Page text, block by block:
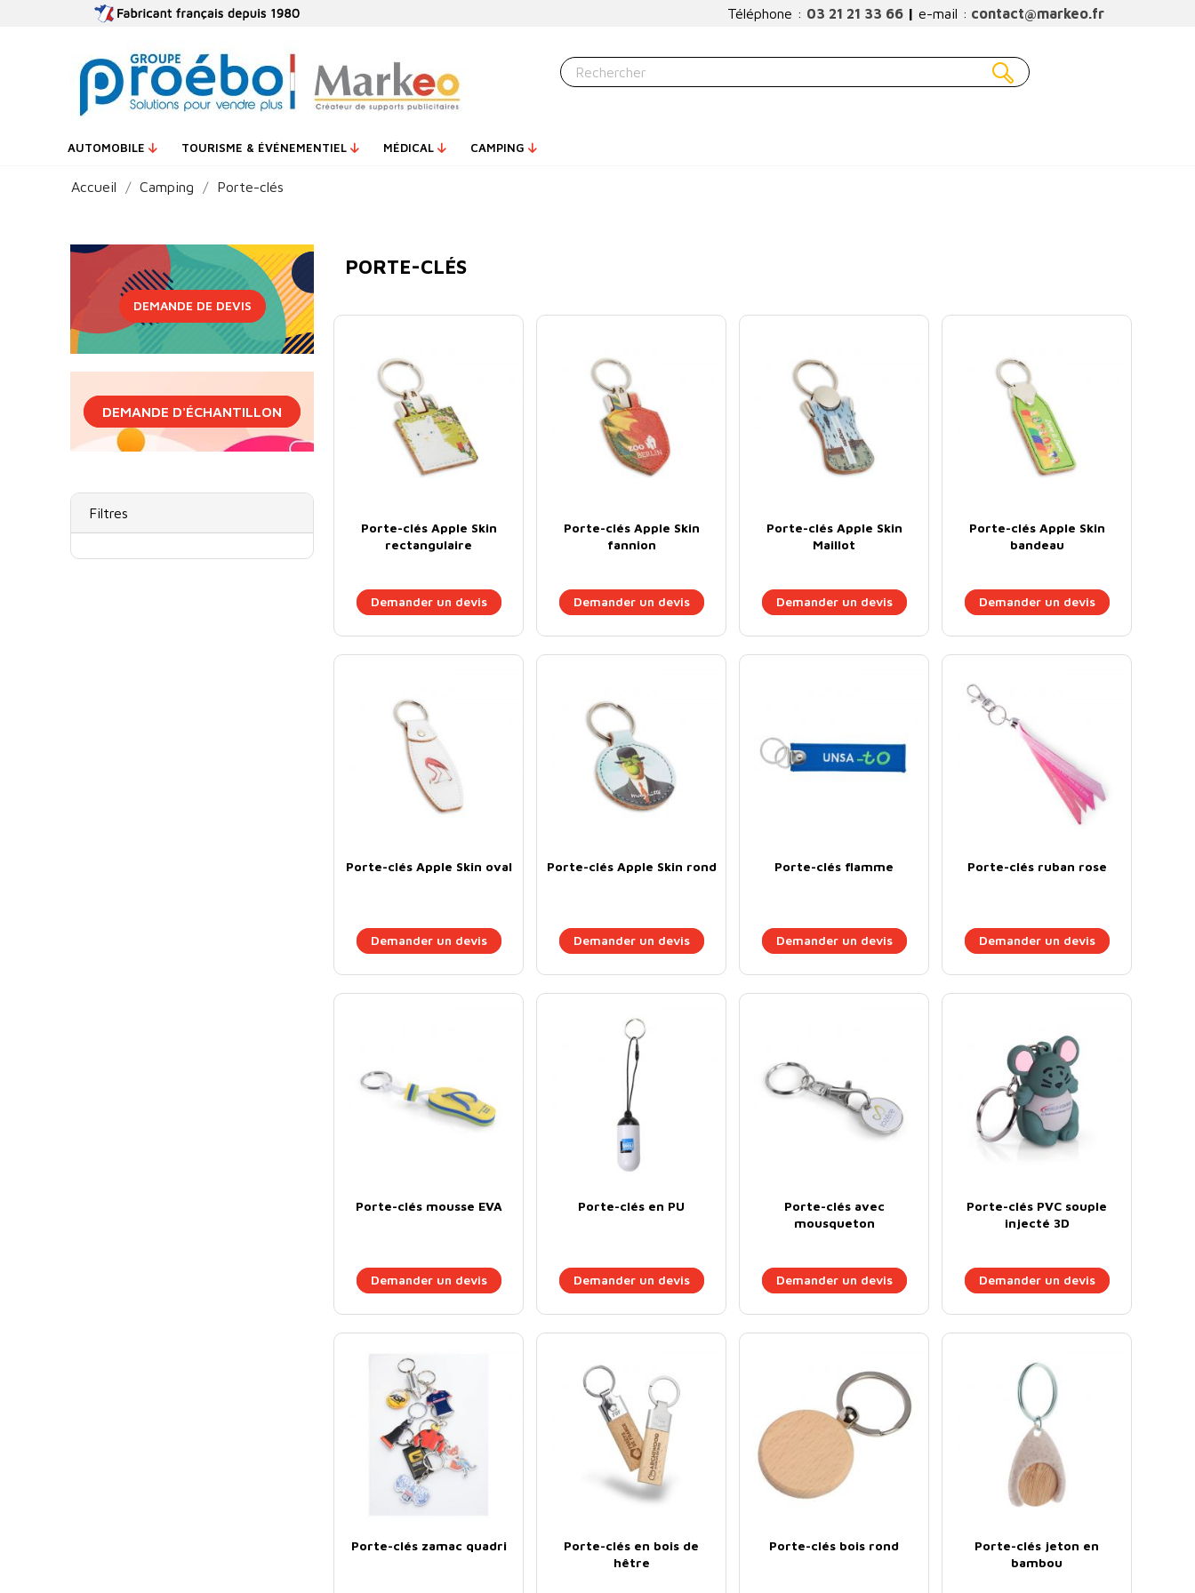
Téléphone : 03 21 21 33 66 | e-mail : contact@markeo.fr
AUTOMOBILE TOURISME & ÉVÉNEMENTIEL MÉDICAL CAMPING
Accueil Camping Porte-clés
DEMANDE DE DEVIS
DEMANDE D'ÉCHANTILLON
Filtres
PORTE-CLÉS
Porte-clés Apple Skin
rectangulaire
Demander un devis
Porte-clés Apple Skin
fannion
Demander un devis
Porte-clés Apple Skin
Maillot
Demander un devis
Porte-clés Apple Skin
bandeau
Demander un devis
Porte-clés Apple Skin oval
Demander un devis
Porte-clés Apple Skin rond
Demander un devis
Porte-clés flamme
Demander un devis
Porte-clés ruban rose
Demander un devis
Porte-clés mousse EVA
Demander un devis
Porte-clés en PU
Demander un devis
Porte-clés avec
mousqueton
Demander un devis
Porte-clés PVC souple
injecté 3D
Demander un devis
Porte-clés zamac quadri
Porte-clés en bois de
hêtre
Porte-clés bois rond
Porte-clés jeton en
bambou